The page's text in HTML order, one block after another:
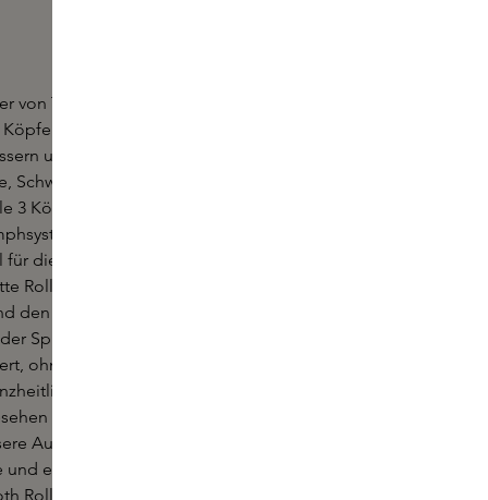
von The Coucou Club ist ein Gesichtsroller mit
aus 100% Rosenquarz, die die
und den Abtransport von Giftstoffen fördern,
Schwellungen und aufgeblasene Wangen
3 Köpfe stimulieren die Blutzirkulation und
(Abtransport von Giftstoffen). Der runde
für die Augenpartie entwickelt, während der
Roller am besten für die Kieferpartie, die
den Hals geeignet sind. Mit seinen kristallenen
Spiked Roller tiefer in die Haut, was die
ohne die oberste Hautschicht zu beschädigen.
und hygienische Alternative zum
werden. Der Smooth Roller eignet sich
Aufnahme von skincare-Produkten und hat eine
entspannende Wirkung. Wechseln Sie
Roller und dem Spiked Roller, um die Intensität